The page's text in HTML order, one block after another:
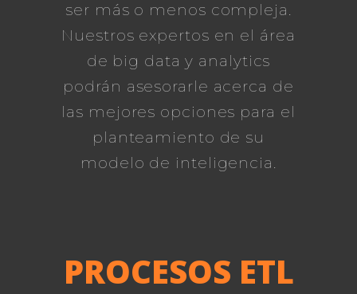
ser más o menos compleja.
Nuestros expertos en el área
de big data y analytics
podrán asesorarle acerca de
las mejores opciones para el
planteamiento de su
modelo de inteligencia.
PROCESOS ETL